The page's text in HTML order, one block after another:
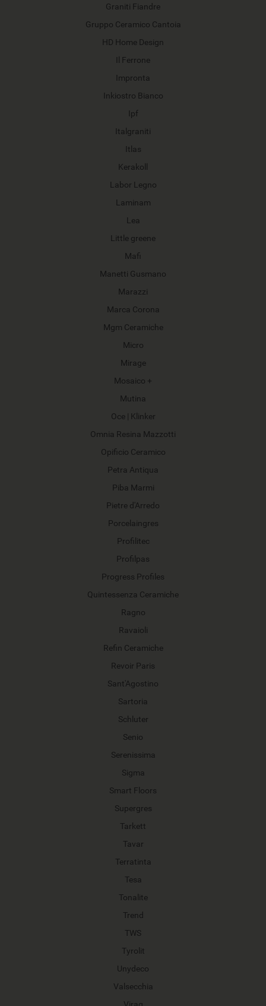
Graniti Fiandre
Gruppo Ceramico Cantoia
HD Home Design
Il Ferrone
Impronta
Inkiostro Bianco
Ipf
Italgraniti
Itlas
Kerakoll
Labor Legno
Laminam
Lea
Little greene
Mafi
Manetti Gusmano
Marazzi
Marca Corona
Mgm Ceramiche
Micro
Mirage
Mosaico +
Mutina
Oce | Klinker
Omnia Resina Mazzotti
Opificio Ceramico
Petra Antiqua
Piba Marmi
Pietre d'Arredo
Porcelaingres
Profilitec
Profilpas
Progress Profiles
Quintessenza Ceramiche
Ragno
Ravaioli
Refin Ceramiche
Revoir Paris
Sant'Agostino
Sartoria
Schluter
Senio
Serenissima
Sigma
Smart Floors
Supergres
Tarkett
Tavar
Terratinta
Tesa
Tonalite
Trend
TWS
Tyrolit
Unydeco
Valsecchia